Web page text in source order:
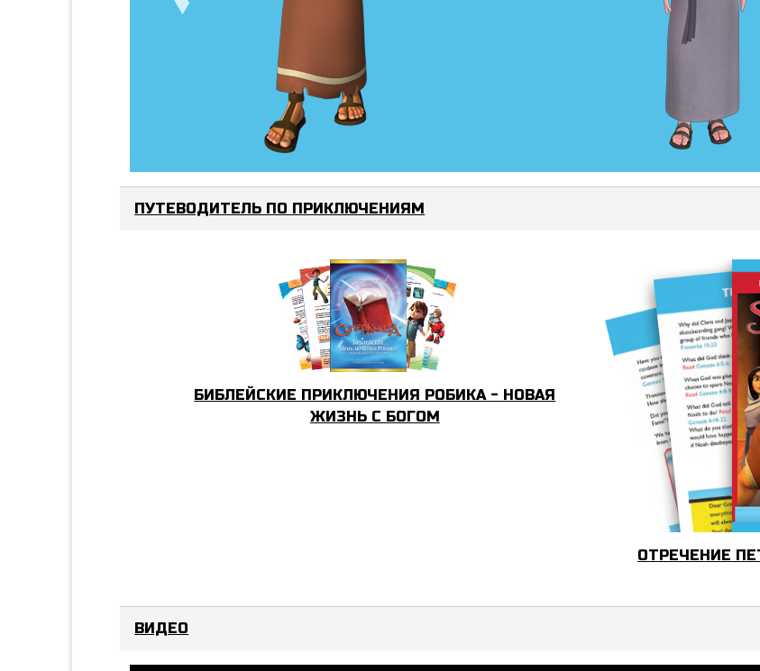
ПУТЕВОДИТЕЛЬ ПО ПРИКЛЮЧЕНИЯМ
БИБЛЕЙСКИЕ ПРИКЛЮЧЕНИЯ РОБИКА - НОВАЯ
ЖИЗНЬ С БОГОМ
ОТРЕЧЕНИЕ
ВИДЕО